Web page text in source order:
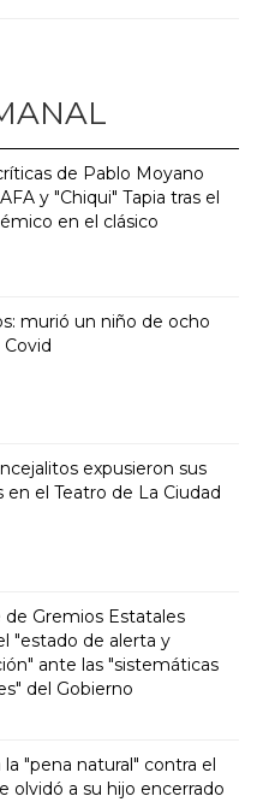
de Pablo Moyano
y "Chiqui" Tapia tras el
en el clásico
murió un niño de ocho
expusieron sus
en el Teatro de La Ciudad
de Gremios Estatales
"estado de alerta y
ante las "sistemáticas
del Gobierno
"pena natural" contra el
olvidó a su hijo encerrado